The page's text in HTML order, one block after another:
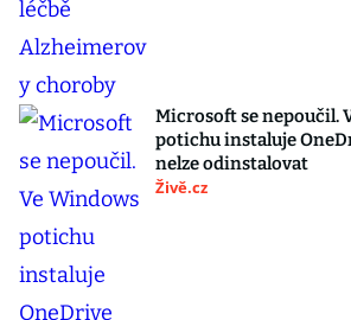
Microsoft se nepoučil.
potichu instaluje
nelze odinstalovat
Živě.cz